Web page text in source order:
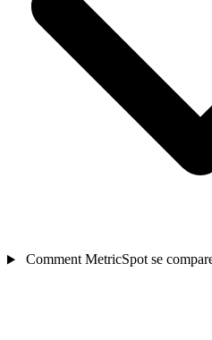
Comment MetricSpot se